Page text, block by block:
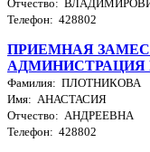
Отчество:
Телефон: 428802
ПРИЕМНАЯ
АДМИНИСТРАЦИЯ
Фамилия: ПЛОТНИКОВА
Имя: АНАСТАСИЯ
Отчество: АНДРЕЕВНА
Телефон: 428802